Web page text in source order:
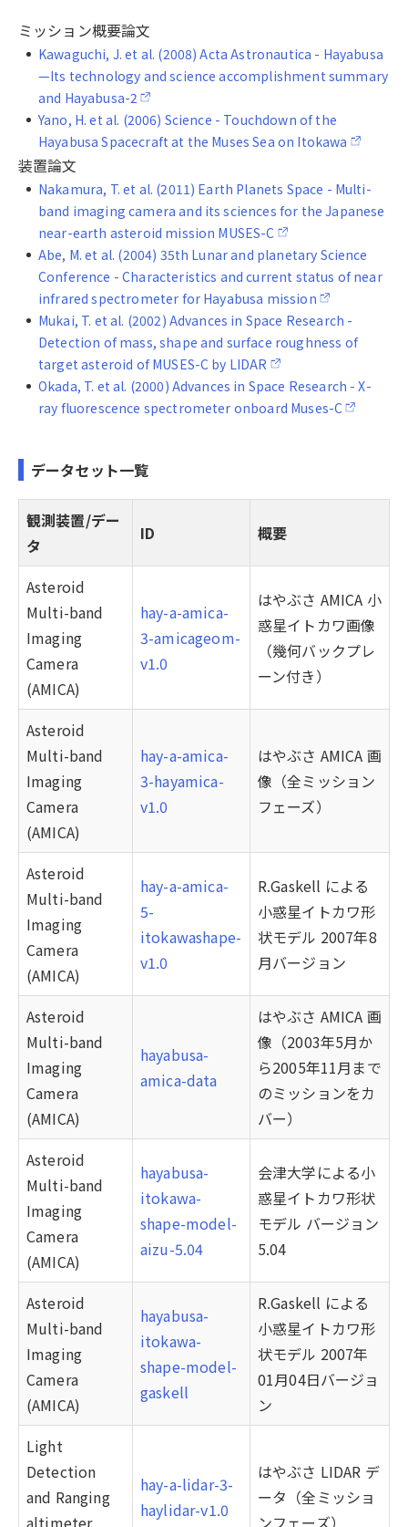
ミッション概要論文
Kawaguchi, J. et al. (2008) Acta Astronautica - Hayabusa
—Its technology and science accomplishment summary
and Hayabusa-2
Yano, H. et al. (2006) Science - Touchdown of the
Hayabusa Spacecraft at the Muses Sea on Itokawa
装置論文
Nakamura, T. et al. (2011) Earth Planets Space - Multi-
band imaging camera and its sciences for the Japanese
near-earth asteroid mission MUSES-C
Abe, M. et al. (2004) 35th Lunar and planetary Science
Conference - Characteristics and current status of near
infrared spectrometer for Hayabusa mission
Mukai, T. et al. (2002) Advances in Space Research -
Detection of mass, shape and surface roughness of
target asteroid of MUSES-C by LIDAR
Okada, T. et al. (2000) Advances in Space Research - X-
ray fluorescence spectrometer onboard Muses-C
データセット一覧
観測装置/デー
タ
ID 概要
Asteroid
Multi-band
Imaging
Camera
(AMICA)
hay-a-amica-
3-amicageom-
v1.0
はやぶさ AMICA 小
惑星イトカワ画像
（幾何バックプレ
ーン付き）
Asteroid
Multi-band
Imaging
Camera
(AMICA)
hay-a-amica-
3-hayamica-
v1.0
はやぶさ AMICA 画
像（全ミッション
フェーズ）
Asteroid
Multi-band
Imaging
Camera
(AMICA)
hay-a-amica-
5-
itokawashape-
v1.0
R.Gaskell による
小惑星イトカワ形
状モデル 2007年8
月バージョン
Asteroid
Multi-band
Imaging
Camera
(AMICA)
hayabusa-
amica-data
はやぶさ AMICA 画
像（2003年5月か
ら2005年11月まで
のミッションをカ
バー）
Asteroid
Multi-band
Imaging
Camera
(AMICA)
hayabusa-
itokawa-
shape-model-
aizu-5.04
会津大学による小
惑星イトカワ形状
モデル バージョン
5.04
Asteroid
Multi-band
Imaging
Camera
(AMICA)
hayabusa-
itokawa-
shape-model-
gaskell
R.Gaskell による
小惑星イトカワ形
状モデル 2007年
01月04日バージョ
ン
Light
Detection
and Ranging
altimeter
hay-a-lidar-3-
haylidar-v1.0
はやぶさ LIDAR デ
ータ（全ミッショ
ンフェーズ）